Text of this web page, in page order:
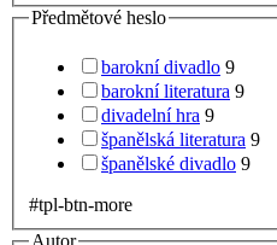
Předmětové heslo
barokní divadlo 9
barokní literatura 9
divadelní hra 9
španělská literatura 9
španělské divadlo 9
#tpl-btn-more